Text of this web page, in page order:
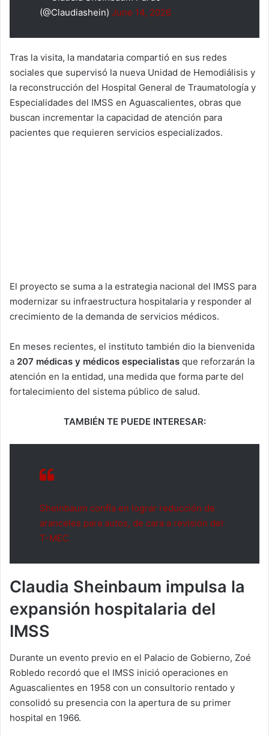
(@Claudiashein) June 14, 2026
Tras la visita, la mandataria compartió en sus redes
sociales que supervisó la nueva Unidad de Hemodiálisis y
la reconstrucción del Hospital General de Traumatología y
Especialidades del IMSS en Aguascalientes, obras que
buscan incrementar la capacidad de atención para
pacientes que requieren servicios especializados.
El proyecto se suma a la estrategia nacional del IMSS para
modernizar su infraestructura hospitalaria y responder al
crecimiento de la demanda de servicios médicos.
En meses recientes, el instituto también dio la bienvenida
a 207 médicas y médicos especialistas que reforzarán la
atención en la entidad, una medida que forma parte del
fortalecimiento del sistema público de salud.
TAMBIÉN TE PUEDE INTERESAR:
Sheinbaum confía en lograr reducción de
aranceles para autos, de cara a revisión del
T-MEC
Claudia Sheinbaum impulsa la
expansión hospitalaria del
IMSS
Durante un evento previo en el Palacio de Gobierno, Zoé
Robledo recordó que el IMSS inició operaciones en
Aguascalientes en 1958 con un consultorio rentado y
consolidó su presencia con la apertura de su primer
hospital en 1966.